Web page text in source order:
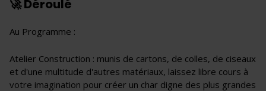
🚀 Déroulé
Au Programme :
Atelier Construction : munis de cartons, de colles, de ciseaux
et d'une multitude d'autres matériaux, laissez libre cours à
votre imagination pour créer un char digne des plus grandes